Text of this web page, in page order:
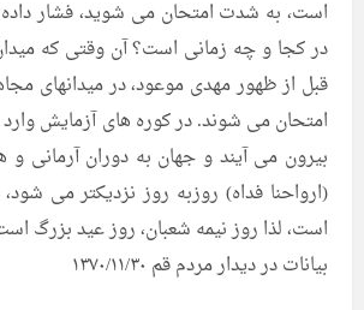
است، به شدت امتحان می شوید، فشار
در کجا و چه زمانی است؟ آن وقتی که
قبل از ظهور مهدی موعود، در میدانهای
امتحان می شوند. در کوره های آزمایش
بیرون می آیند و جهان به دوران آرمانی
(ارواحنا فداه) روزبه روز نزدیکتر می
است، لذا روز نیمه شعبان، روز عید بزرگ
بیانات در دیدار مردم قم ۱۳۷۰/۱۱/۳۰